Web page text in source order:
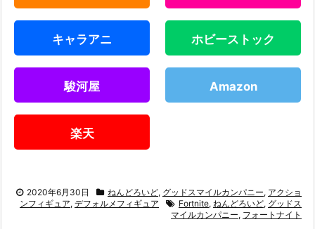
キャラアニ ホビーストック
駿河屋 Amazon
楽天
2020年6月30日 ねんどろいど, グッドスマイルカンパニー, アクショ
ンフィギュア, デフォルメフィギュア Fortnite, ねんどろいど, グッドス
マイルカンパニー, フォートナイト